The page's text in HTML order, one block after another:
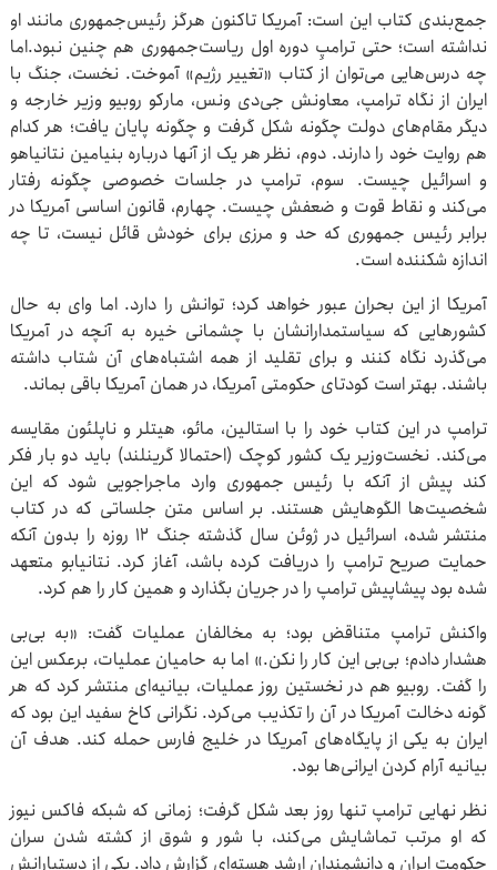
جمع‌بندی کتاب این است: آمریکا تاکنون هرگز رئیس‌جمهوری مانند او
نداشته است؛ حتی ترامپِ دوره اول ریاست‌جمهوری‌ هم چنین نبود.اما
چه درس‌هایی می‌توان از کتاب «تغییر رژیم» آموخت. نخست، جنگ با
ایران از نگاه ترامپ، معاونش جی‌دی ونس، مارکو روبیو وزیر خارجه و
دیگر مقام‌های دولت چگونه شکل گرفت و چگونه پایان یافت؛ هر کدام
هم روایت خود را دارند. دوم، نظر هر یک از آنها درباره بنیامین نتانیاهو
و اسرائیل چیست. سوم، ترامپ در جلسات خصوصی چگونه رفتار
می‌کند و نقاط قوت و ضعفش چیست. چهارم، قانون اساسی آمریکا در
برابر رئیس‌ جمهوری که حد و مرزی برای خودش قائل نیست، تا چه
اندازه شکننده است.
آمریکا از این بحران عبور خواهد کرد؛ توانش را دارد. اما وای به حال
کشورهایی که سیاستمدارانشان با چشمانی خیره به آنچه در آمریکا
می‌گذرد نگاه کنند و برای تقلید از همه اشتباه‌های آن شتاب داشته
باشند. بهتر است کودتای حکومتی آمریکا، در همان آمریکا باقی بماند.
ترامپ در این کتاب خود را با استالین، مائو، هیتلر و ناپلئون مقایسه
می‌کند. نخست‌وزیر یک کشور کوچک (احتمالا گرینلند) باید دو بار فکر
کند پیش از آنکه با رئیس‌ جمهوری وارد ماجراجویی شود که این
شخصیت‌ها الگوهایش هستند. بر اساس متن جلساتی که در کتاب
منتشر شده، اسرائیل در ژوئن سال گذشته جنگ ۱۲ روزه را بدون آنکه
حمایت صریح ترامپ را دریافت کرده باشد، آغاز کرد. نتانیابو متعهد
شده بود پیشاپیش ترامپ را در جریان بگذارد و همین کار را هم کرد.
واکنش ترامپ متناقض بود؛ به مخالفان عملیات گفت: «به بی‌بی
هشدار دادم؛ بی‌بی این کار را نکن.» اما به حامیان عملیات، برعکس این
را گفت. روبیو هم در نخستین روز عملیات، بیانیه‌ای منتشر کرد که هر
گونه دخالت آمریکا در آن را تکذیب می‌کرد. نگرانی کاخ سفید این بود که
ایران به یکی از پایگاه‌های آمریکا در خلیج فارس حمله کند. هدف آن
بیانیه آرام کردن ایرانی‌ها بود.
نظر نهایی ترامپ تنها روز بعد شکل گرفت؛ زمانی که شبکه فاکس نیوز
که او مرتب تماشایش می‌کند، با شور و شوق از کشته شدن سران
حکومت ایران و دانشمندان ارشد هسته‌ای گزارش داد. یکی از دستیارانش